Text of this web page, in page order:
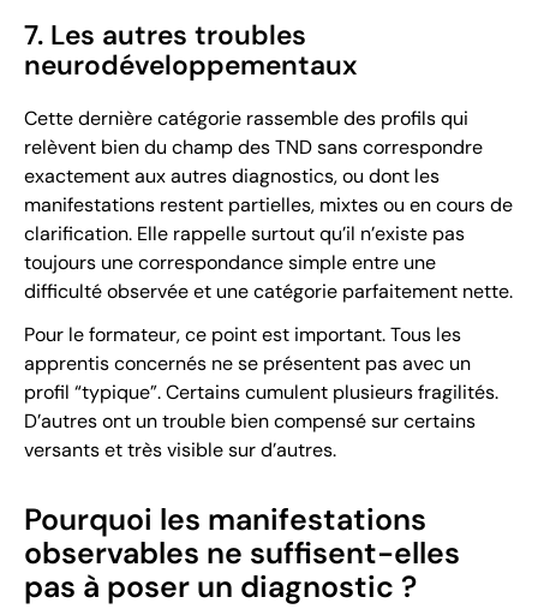
7. Les autres troubles
neurodéveloppementaux
Cette dernière catégorie rassemble des profils qui
relèvent bien du champ des TND sans correspondre
exactement aux autres diagnostics, ou dont les
manifestations restent partielles, mixtes ou en cours de
clarification. Elle rappelle surtout qu’il n’existe pas
toujours une correspondance simple entre une
difficulté observée et une catégorie parfaitement nette.
Pour le formateur, ce point est important. Tous les
apprentis concernés ne se présentent pas avec un
profil “typique”. Certains cumulent plusieurs fragilités.
D’autres ont un trouble bien compensé sur certains
versants et très visible sur d’autres.
Pourquoi les manifestations
observables ne suffisent-elles
pas à poser un diagnostic ?